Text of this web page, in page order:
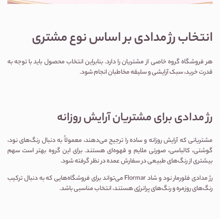
انتخاب رژ مدادی بر اساس نوع مشتری
هر فروشگاه گروه خاصی از مشتریان را دارد. بنابراین انتخاب محصول باید با توجه به
قدرت خرید، سبک آرایشی و سلیقه مخاطبان انجام شود.
رژ مدادی برای مشتریان آرایش روزانه
مشتریانی که آرایش روزانه و ساده را ترجیح می‌دهند، معمولاً به دنبال رنگ‌های نود،
گوشتی، کالباسی، صورتی ملایم و قهوه‌ای هستند. برای این گروه بهتر است سهم
بیشتری از رنگ‌های طبیعی در سفارش عمده در نظر گرفته شود.
رژ مدادی فلورمار نود و شاد Flormar
می‌تواند برای فروشگاه‌هایی که به دنبال ترکیب
رنگ‌های روزمره و رنگ‌های پرانرژی هستند، انتخاب مناسبی باشد.